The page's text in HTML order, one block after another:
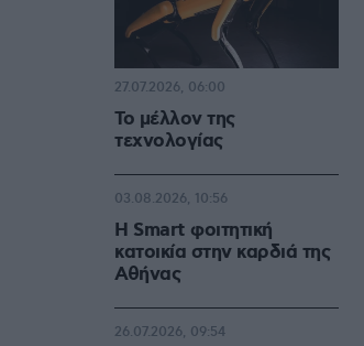
Το μέλλον της
τεχνολογίας
27.07.2026, 06:00
Η Smart φοιτητική
κατοικία στην καρδιά της
Αθήνας
03.08.2026, 10:56
26.07.2026, 09:54